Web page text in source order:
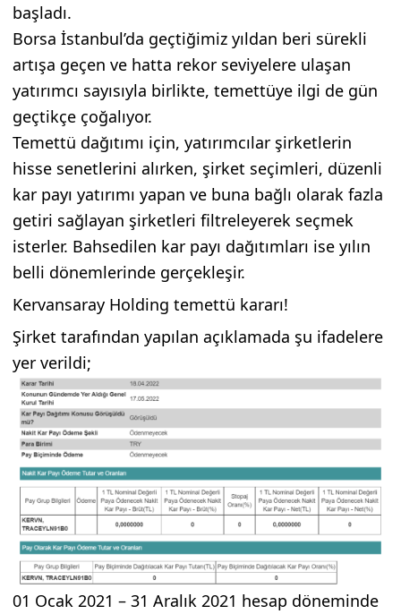
başladı.
Borsa İstanbul’da geçtiğimiz yıldan beri sürekli
artışa geçen ve hatta rekor seviyelere ulaşan
yatırımcı sayısıyla birlikte, temettüye ilgi de gün
geçtikçe çoğalıyor.
Temettü dağıtımı için, yatırımcılar şirketlerin
hisse senetlerini alırken, şirket seçimleri, düzenli
kar payı yatırımı yapan ve buna bağlı olarak fazla
getiri sağlayan şirketleri filtreleyerek seçmek
isterler. Bahsedilen kar payı dağıtımları ise yılın
belli dönemlerinde gerçekleşir.
Kervansaray Holding temettü kararı!
Şirket tarafından yapılan açıklamada şu ifadelere
yer verildi;
01 Ocak 2021 – 31 Aralık 2021 hesap döneminde